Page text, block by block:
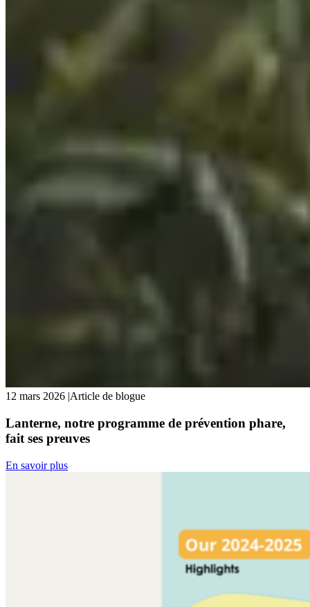
12 mars 2026 Article de blogue
Lanterne, notre programme de prévention phare,
fait ses preuves
En savoir plus